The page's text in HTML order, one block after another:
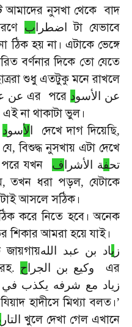
আমাদের নুসখা থেকে বাদ
اضطرا ب টা যেভাবে
ঠিক হয় না। এটাকে ভেঙ্গে
বর্ণনার দিকে তো যেতে
শুধু এতটুকু মনে রাখলে
عن এর পরে عن الأسود
এই না থাকাটা ভুল।
لأسود দেখে দাগ দিয়েছি,
যে,বিশুদ্ধ নুসখায় এটা দেখে
পরে যখন تحفة الأشرا ف
,তখন ধরা পড়ল, যেটাকে
আসলে সঠিক।
করে নিতে হবে। অনেক
শিকার আমরা হয়ে যাই।
জায়গায় ز ياد بن عبد الله
. وكيع بن الجرا ح
এর
زياد مع شرفه يكذب في
যিয়াদ হাদীসে মিথ্যা বলত।’
التار খুলে দেখা গেল এখানে